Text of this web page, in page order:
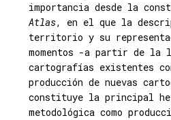
importancia desde la
Atlas, en el que la
territorio y su
momentos -a partir de la
cartografías existentes
producción de nuevas
constituye la principal
metodológica como